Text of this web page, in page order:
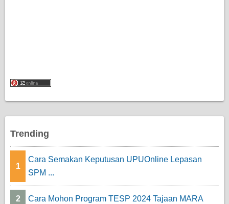
Trending
1
Cara Semakan Keputusan UPUOnline Lepasan
SPM ...
2 Cara Mohon Program TESP 2024 Tajaan MARA